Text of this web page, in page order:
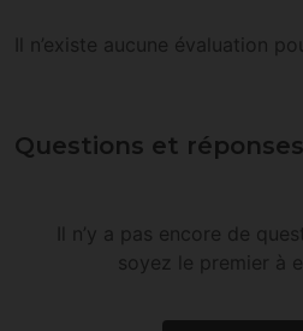
Il n’existe aucune évaluation
Questions et réponses
Il n’y a pas encore de
soyez le premier à